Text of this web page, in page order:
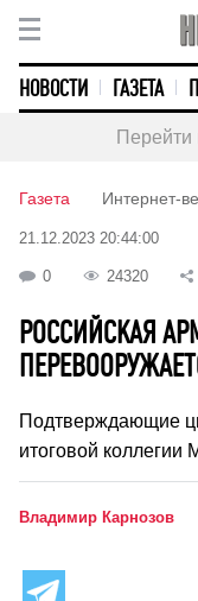
НОВОСТИ ГАЗЕТА
Перейти
Газета Интернет-
21.12.2023 20:44:00
0 24320
РОССИЙСКАЯ
Подтверждающие
итоговой
Владимир Карнозов